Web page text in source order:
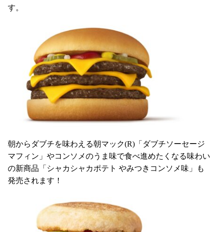
す。
朝からダブチを味わえる朝マック(R)「ダブチソーセージ
マフィン」やコンソメのうま味で食べ進めたくなる味わい
の新商品「シャカシャカポテト やみつきコンソメ味」も
発売されます！